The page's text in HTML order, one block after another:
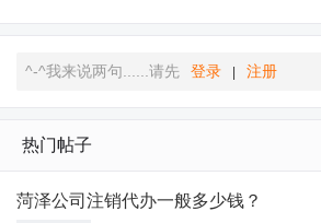
^-^我来说两句......请先 登录 注册
热门帖子
菏泽公司注销代办一般多少钱？